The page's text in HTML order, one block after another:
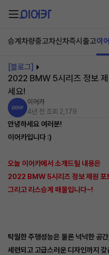
승계차량중고차신차즉시출고이
[블로그]
2022 BMW 5시리즈 정보
세요!
이어카
4년 전 조회 2,179
안녕하세요 여러분!
이어카입니다 :)
오늘 이어카에서 소개드릴 내용은
2022 BMW 5시리즈 정보 제원 포
그리고 리스승계 매물입니다~!
탁월한 주행성능은 물론 넉넉한 공
세련되고 고급스러운 디자인까지 갖